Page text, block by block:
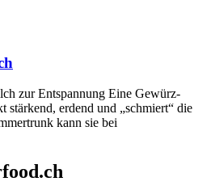
zur Entspannung Eine Gewürz-
erdend und „schmiert“ die
kann sie bei